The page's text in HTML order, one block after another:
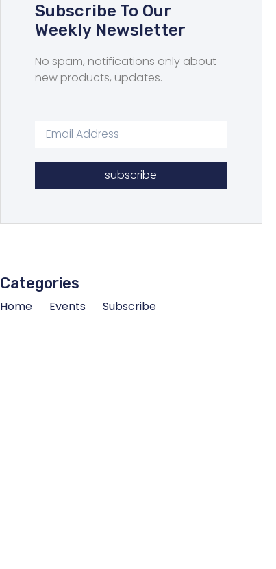
Subscribe To Our
Weekly Newsletter
No spam, notifications only about
new products, updates.
subscribe
Categories
Home Events Subscribe